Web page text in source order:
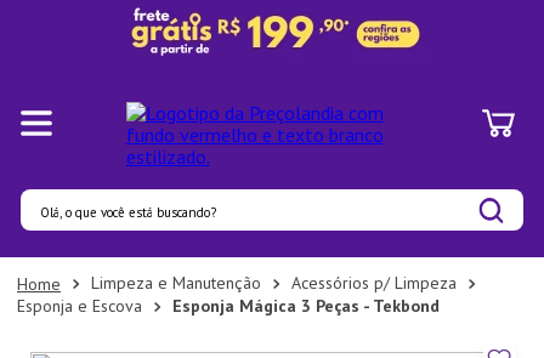
Olá, o que você está buscando?
Limpeza e Manutenção
Acessórios p/ Limpeza
Esponja e Escova
Esponja Mágica 3 Peças - Tekbond
Termos mais buscados
1º
Panelas
2º
Pratos